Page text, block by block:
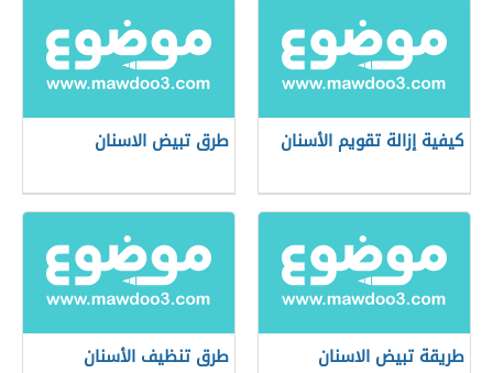
كيفية إزالة تقويم الأسنان طرق تبيض الاسنان
طريقة تبيض الاسنان طرق تنظيف الأسنان